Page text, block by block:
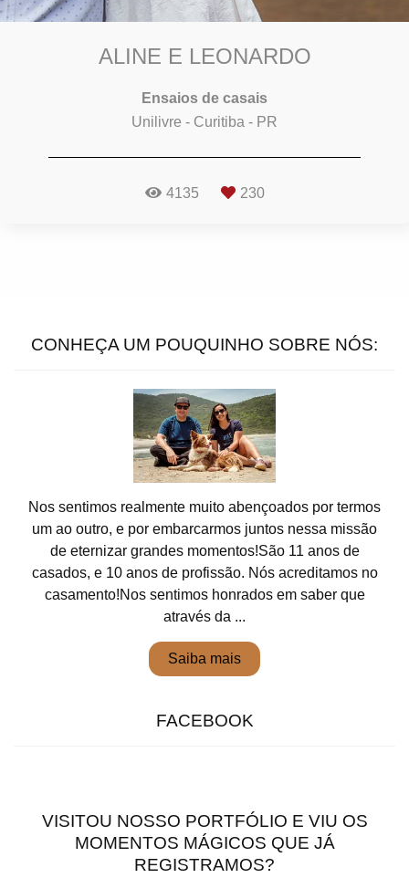
ALINE E LEONARDO
Ensaios de casais
Unilivre - Curitiba - PR
4135 230
CONHEÇA UM POUQUINHO SOBRE NÓS:
Nos sentimos realmente muito abençoados por termos
um ao outro, e por embarcarmos juntos nessa missão
de eternizar grandes momentos!São 11 anos de
casados, e 10 anos de profissão. Nós acreditamos no
casamento!Nos sentimos honrados em saber que
através da ...
Saiba mais
FACEBOOK
VISITOU NOSSO PORTFÓLIO E VIU OS
MOMENTOS MÁGICOS QUE JÁ
REGISTRAMOS?